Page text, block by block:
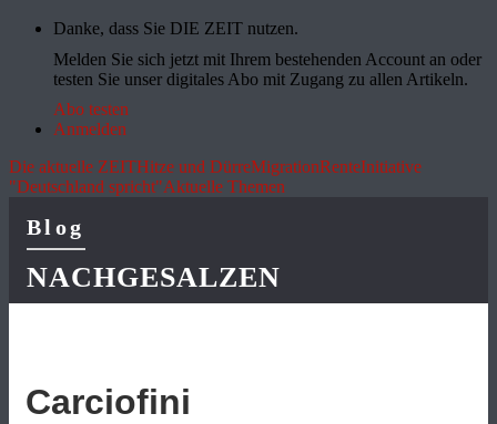
Danke, dass Sie DIE ZEIT nutzen.
Melden Sie sich jetzt mit Ihrem bestehenden Account an oder
testen Sie unser digitales Abo mit Zugang zu allen Artikeln.
Abo testen
Anmelden
Die aktuelle ZEITHitze und DürreMigrationRenteInitiative
"Deutschland spricht"Aktuelle Themen
Blog
NACHGESALZEN
Carciofini